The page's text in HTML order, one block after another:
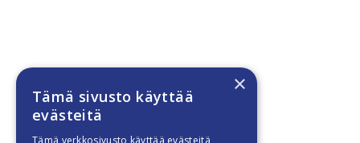
×
Tämä sivusto käyttää
evästeitä
Tämä verkkosivusto käyttää evästeitä